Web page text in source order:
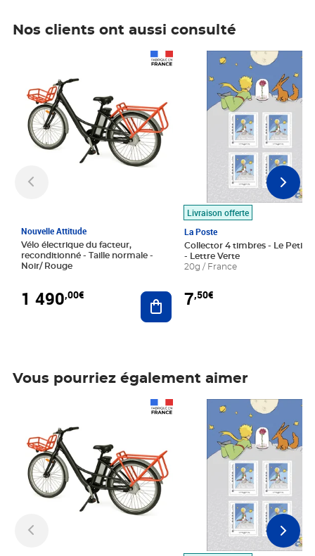
Nos clients ont aussi consulté
Nouvelle Attitude
Vélo électrique du facteur,
reconditionné - Taille normale -
Noir/ Rouge
1 490,00€ Ajouter au panier
Livraison offerte
La Poste
Collector 4 timbres - Le Petit
- Lettre Verte
20g / France
7,50€
Prix 7,50€
Vous pourriez également aimer
Prix 7,50€